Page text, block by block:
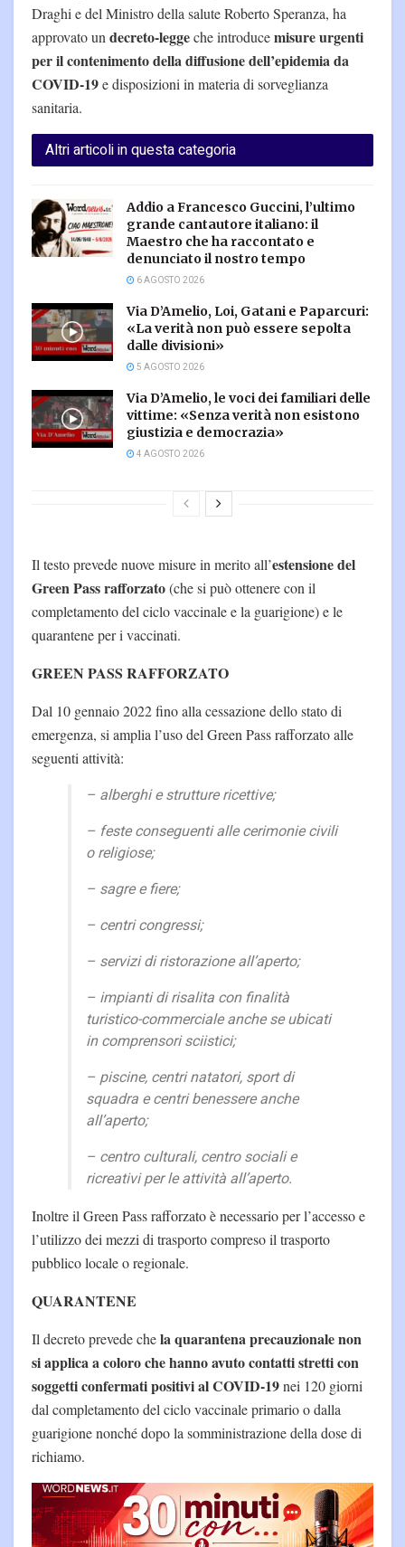
Draghi e del Ministro della salute Roberto Speranza, ha
approvato un decreto-leggeche introducemisure urgenti
per il contenimento della diffusione dell’epidemia da
COVID-19e disposizioni in materia di sorveglianza
sanitaria.
Altri articoli in questa categoria
Addio a Francesco Guccini, l’ultimo
grande cantautore italiano: il
Maestro che ha raccontato e
denunciato il nostro tempo
6 AGOSTO 2026
Via D’Amelio, Loi, Gatani e Paparcuri:
«La verità non può essere sepolta
dalle divisioni»
5 AGOSTO 2026
Via D’Amelio, le voci dei familiari delle
vittime: «Senza verità non esistono
giustizia e democrazia»
4 AGOSTO 2026
Il testo prevede nuove misure in merito all’estensione del
Green Pass rafforzato(che si può ottenere con il
completamento del ciclo vaccinale e la guarigione) e le
quarantene per i vaccinati.
GREEN PASS RAFFORZATO
Dal 10 gennaio 2022 fino alla cessazione dello stato di
emergenza, si amplia l’uso del Green Pass rafforzato alle
seguenti attività:
– alberghi e strutture ricettive;
– feste conseguenti alle cerimonie civili
o religiose;
– sagre e fiere;
– centri congressi;
– servizi di ristorazione all’aperto;
– impianti di risalita con finalità
turistico-commerciale anche se ubicati
in comprensori sciistici;
– piscine, centri natatori, sport di
squadra e centri benessere anche
all’aperto;
– centro culturali, centro sociali e
ricreativi per le attività all’aperto.
Inoltre il Green Pass rafforzato è necessario per l’accesso e
l’utilizzo dei mezzi di trasporto compreso il trasporto
pubblico locale o regionale.
QUARANTENE
Il decreto prevede chela quarantena precauzionale non
si applica a coloro che hanno avuto contatti stretti con
soggetti confermati positivi al COVID-19nei 120 giorni
dal completamento del ciclo vaccinale primario o dalla
guarigione nonché dopo la somministrazione della dose di
richiamo.